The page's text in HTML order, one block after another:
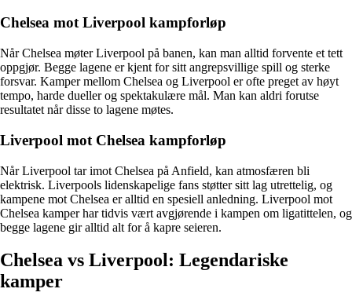
Chelsea mot Liverpool kampforløp
Når Chelsea møter Liverpool på banen, kan man alltid forvente et tett
oppgjør. Begge lagene er kjent for sitt angrepsvillige spill og sterke
forsvar. Kamper mellom Chelsea og Liverpool er ofte preget av høyt
tempo, harde dueller og spektakulære mål. Man kan aldri forutse
resultatet når disse to lagene møtes.
Liverpool mot Chelsea kampforløp
Når Liverpool tar imot Chelsea på Anfield, kan atmosfæren bli
elektrisk. Liverpools lidenskapelige fans støtter sitt lag utrettelig, og
kampene mot Chelsea er alltid en spesiell anledning. Liverpool mot
Chelsea kamper har tidvis vært avgjørende i kampen om ligatittelen, og
begge lagene gir alltid alt for å kapre seieren.
Chelsea vs Liverpool: Legendariske
kamper